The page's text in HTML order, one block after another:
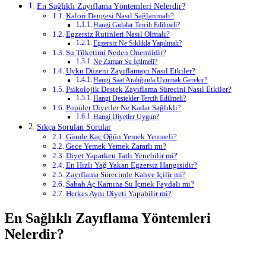
En Sağlıklı Zayıflama Yöntemleri Nelerdir?
Kalori Dengesi Nasıl Sağlanmalı?
Hangi Gıdalar Tercih Edilmeli?
Egzersiz Rutinleri Nasıl Olmalı?
Egzersiz Ne Sıklıkla Yapılmalı?
Su Tüketimi Neden Önemlidir?
Ne Zaman Su İçilmeli?
Uyku Düzeni Zayıflamayı Nasıl Etkiler?
Hangi Saat Aralığında Uyumak Gerekir?
Psikolojik Destek Zayıflama Sürecini Nasıl Etkiler?
Hangi Destekler Tercih Edilmeli?
Popüler Diyetler Ne Kadar Sağlıklı?
Hangi Diyetler Uygun?
Sıkça Sorulan Sorular
Günde Kaç Öğün Yemek Yenmeli?
Gece Yemek Yemek Zararlı mı?
Diyet Yaparken Tatlı Yenebilir mi?
En Hızlı Yağ Yakan Egzersiz Hangisidir?
Zayıflama Sürecinde Kahve İçilir mi?
Sabah Aç Karnına Su İçmek Faydalı mı?
Herkes Aynı Diyeti Yapabilir mi?
En Sağlıklı Zayıflama Yöntemleri
Nelerdir?